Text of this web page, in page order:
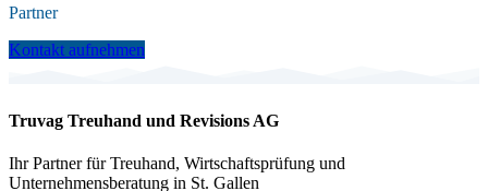
Partner
Kontakt aufnehmen
Truvag Treuhand und Revisions AG
Ihr Partner für Treuhand, Wirtschaftsprüfung und
Unternehmensberatung in St. Gallen